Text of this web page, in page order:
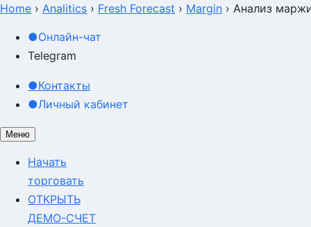
Home › Analitics › Fresh Forecast › Margin › Анализ
●Онлайн-чат
Telegram
●Контакты
●Личный кабинет
Меню
Начать
торговать
ОТКРЫТЬ
ДЕМО-СЧЕТ